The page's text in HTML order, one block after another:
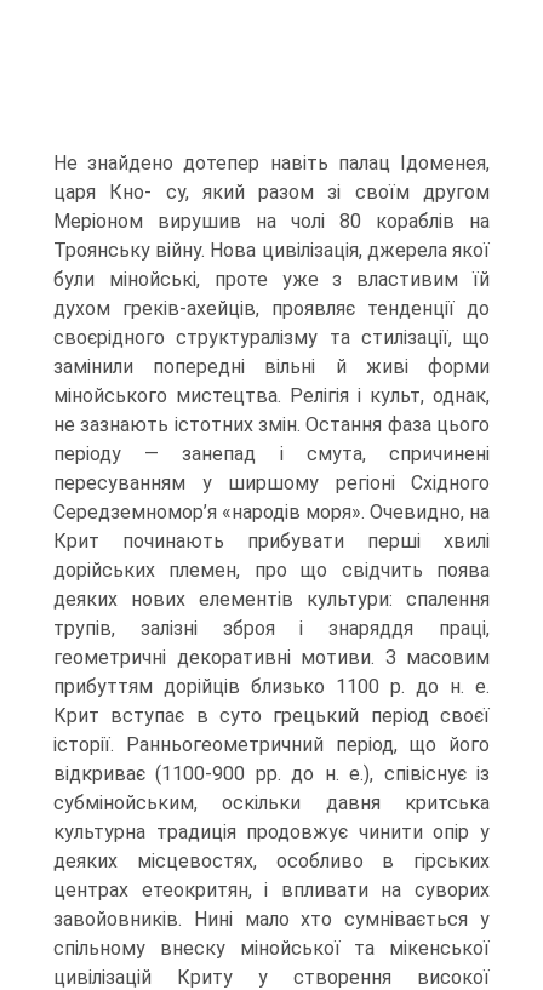
Не знайдено дотепер навіть палац Ідоменея,
царя Кно- су, який разом зі своїм другом
Меріоном вирушив на чолі 80 кораблів на
Троянсь­ку війну. Нова цивілізація, джерела якої
були мінойські, проте уже з властивим їй
духом греків-ахейців, проявляє тенденції до
своєрідного структуралізму та стиліза­ції, що
замінили попередні вільні й живі форми
мінойського мистецтва. Релігія і культ, однак,
не зазнають істотних змін. Остання фаза цього
періоду — занепад і смута, спричинені
пересуванням у ширшому регіоні Східного
Середземномор’я «народів моря». Очевидно, на
Крит починають прибувати перші хвилі
дорійських племен, про що свідчить поява
деяких нових елементів культури: спалення
трупів, залізні зброя і знаряддя праці,
геометричні декоративні мотиви. З масовим
при­буттям дорійців близько 1100 р. до н. е.
Крит вступає в суто грецький період своєї
історії. Ранньогеометричний період, що його
відкриває (1100-900 рр. до н. е.), співіснує із
субмінойським, оскільки давня критська
культурна традиція продов­жує чинити опір у
деяких місцевостях, особливо в гірських
центрах етеокритян, і впливати на суворих
завойовників. Нині мало хто сумнівається у
спільному внес­ку мінойської та мікенської
цивілізацій Криту у створення високої